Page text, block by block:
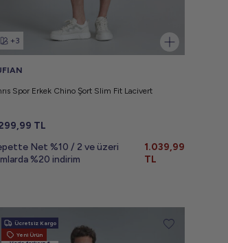
+3
Spor Erkek Chino Şort Slim Fit Lacivert
TL
Net %10 / 2 ve üzeri
%20 indirim
1.039,99
TL
Ücretsiz Kargo
Yeni Ürün